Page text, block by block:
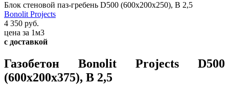
Блок стеновой паз-гребень D500 (600х200х250), В 2,5
Bonolit Projects
4 350 руб.
цена за 1м3
с доставкой
Газобетон Bonolit Projects D500
(600х200х375), В 2,5